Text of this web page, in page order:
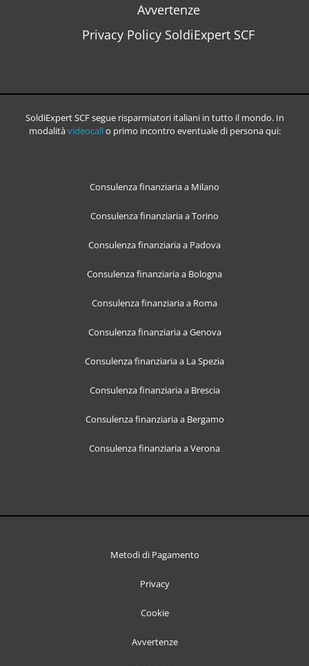
Avvertenze
Privacy Policy SoldiExpert SCF
SoldiExpert SCF segue risparmiatori italiani in tutto il mondo. In
modalitàvideocallo primo incontro eventuale di persona qui:
Consulenza finanziaria a Milano
Consulenza finanziaria a Torino
Consulenza finanziaria a Padova
Consulenza finanziaria a Bologna
Consulenza finanziaria a Roma
Consulenza finanziaria a Genova
Consulenza finanziaria a La Spezia
Consulenza finanziaria a Brescia
Consulenza finanziaria a Bergamo
Consulenza finanziaria a Verona
Metodi di Pagamento
Privacy
Cookie
Avvertenze